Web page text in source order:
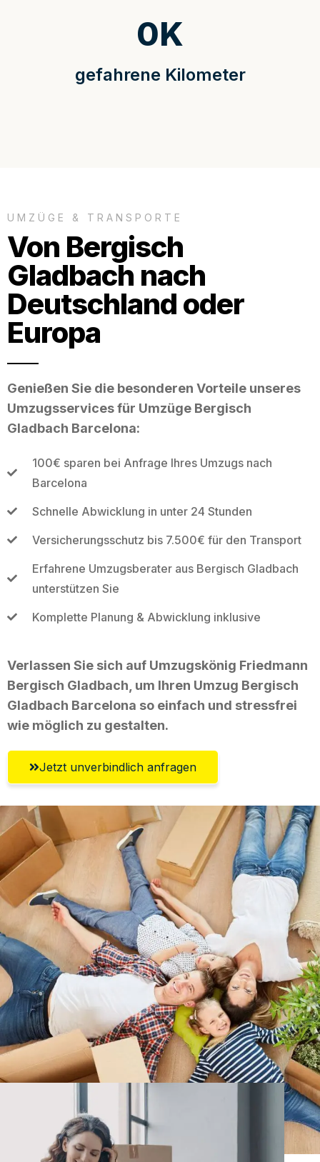
gefahrene Kilometer
0K
UMZÜGE & TRANSPORTE
Von Bergisch
Gladbach nach
Deutschland oder
Europa
Genießen Sie die besonderen Vorteile unseres
Umzugsservices für Umzüge Bergisch
Gladbach Barcelona:
100€ sparen bei Anfrage Ihres Umzugs nach
Barcelona
Schnelle Abwicklung in unter 24 Stunden
Versicherungsschutz bis 7.500€ für den Transport
Erfahrene Umzugsberater aus Bergisch Gladbach
unterstützen Sie
Komplette Planung & Abwicklung inklusive
Verlassen Sie sich auf Umzugskönig Friedmann
Bergisch Gladbach, um Ihren Umzug Bergisch
Gladbach Barcelona so einfach und stressfrei
wie möglich zu gestalten.
Jetzt unverbindlich anfragen